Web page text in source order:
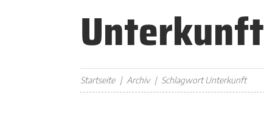
Unterkunft
Startseite Archiv Schlagwort Unterkunft